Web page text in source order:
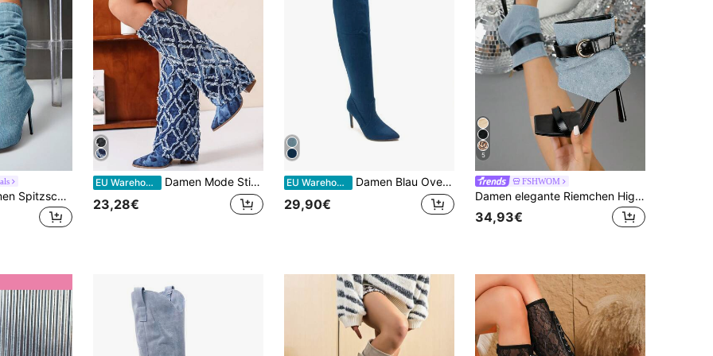
CUCCOO SZL Damen Spitzschuh Stiletto Absatz Slouch Stiefel, modische Stoff Modestiefel für Sommerhochzeitsabsätze, Abschlussballabsätze, Urlaubsschuhe, Partyschuhe, modischer, eleganter Stil, Weihnachts-Disco-Party, Herbst, Neujahr, Valentinstag
EU Warehouse Damen Mode Stiefel
23,28€
EU Warehouse Damen Blau Overknee Stiletto Stiefel - Mutiger Stil, elegante Erscheinung
29,90€
5
FSHWOM
Damen elegante Riemchen High Heel Sandalen, geeignet für den Berufsalltag
34,93€